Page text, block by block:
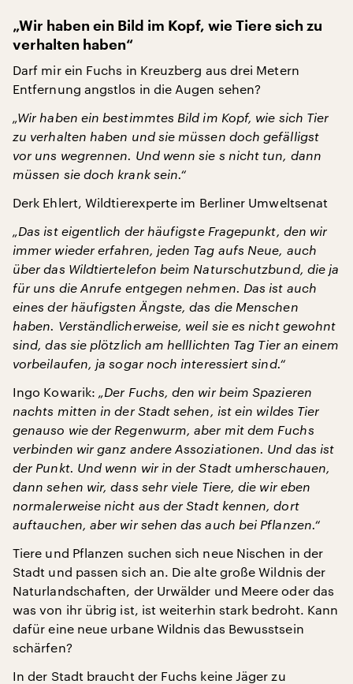
„Wir haben ein Bild im Kopf, wie Tiere sich zu
verhalten haben“
Darf mir ein Fuchs in Kreuzberg aus drei Metern
Entfernung angstlos in die Augen sehen?
„Wir haben ein bestimmtes Bild im Kopf, wie sich Tier
zu verhalten haben und sie müssen doch gefälligst
vor uns wegrennen. Und wenn sie s nicht tun, dann
müssen sie doch krank sein.“
Derk Ehlert, Wildtierexperte im Berliner Umweltsenat
„Das ist eigentlich der häufigste Fragepunkt, den wir
immer wieder erfahren, jeden Tag aufs Neue, auch
über das Wildtiertelefon beim Naturschutzbund, die ja
für uns die Anrufe entgegen nehmen. Das ist auch
eines der häufigsten Ängste, das die Menschen
haben. Verständlicherweise, weil sie es nicht gewohnt
sind, das sie plötzlich am helllichten Tag Tier an einem
vorbeilaufen, ja sogar noch interessiert sind.“
Ingo Kowarik: „Der Fuchs, den wir beim Spazieren
nachts mitten in der Stadt sehen, ist ein wildes Tier
genauso wie der Regenwurm, aber mit dem Fuchs
verbinden wir ganz andere Assoziationen. Und das ist
der Punkt. Und wenn wir in der Stadt umherschauen,
dann sehen wir, dass sehr viele Tiere, die wir eben
normalerweise nicht aus der Stadt kennen, dort
auftauchen, aber wir sehen das auch bei Pflanzen.“
Tiere und Pflanzen suchen sich neue Nischen in der
Stadt und passen sich an. Die alte große Wildnis der
Naturlandschaften, der Urwälder und Meere oder das
was von ihr übrig ist, ist weiterhin stark bedroht. Kann
dafür eine neue urbane Wildnis das Bewusstsein
schärfen?
In der Stadt braucht der Fuchs keine Jäger zu